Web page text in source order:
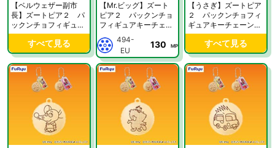
【ベルウェザー副市
長】ズートピア２ パ
ックンチョフィギュア
キーチェーン【当社限
すべて見る
【Mr.ビッグ】ズート
ピア２ パックンチョ
フィギュアキーチェー
ン【当社限定】
494-
EU
130 MP
【うさぎ】ズートピア
２ パックンチョフィ
ギュアキーチェーン
【当社限定】
すべて見る